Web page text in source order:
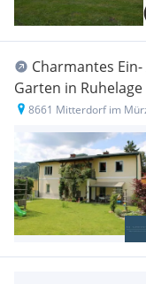
Charmantes
Garten in
des Kellers
8661 Mitterdorf im